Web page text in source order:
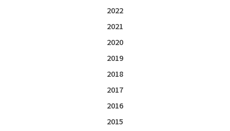
2022
2021
2020
2019
2018
2017
2016
2015